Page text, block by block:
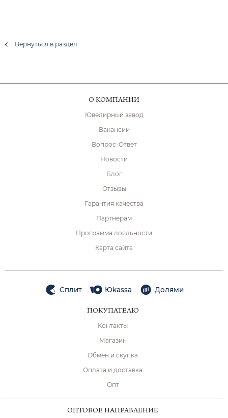
Вернуться в раздел
О КОМПАНИИ
Ювелирный завод
Вакансии
Вопрос-Ответ
Новости
Блог
Отзывы
Гарантия качества
Партнёрам
Программа лояльности
Карта сайта
Сплит Юkassa Долями
ПОКУПАТЕЛЮ
Контакты
Магазин
Обмен и скупка
Оплата и доставка
Опт
ОПТОВОЕ НАПРАВЛЕНИЕ